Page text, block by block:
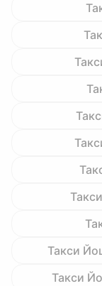
Такси
Такси